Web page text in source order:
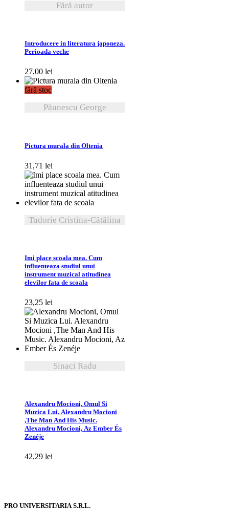
Fără autor
Introducere in literatura japoneza.
Perioada veche
27,00 lei
fără stoc
Păunescu George
Pictura murala din Oltenia
31,71 lei
Tudorie Cristina-Cătălina
Imi place scoala mea. Cum
influenteaza studiul unui
instrument muzical atitudinea
elevilor fata de scoala
23,25 lei
Sinaci Radu
Alexandru Mocioni, Omul Si
Muzica Lui. Alexandru Mocioni
,The Man And His Music.
Alexandru Mocioni, Az Ember És
Zenéje
42,29 lei
PRO UNIVERSITARIA S.R.L.